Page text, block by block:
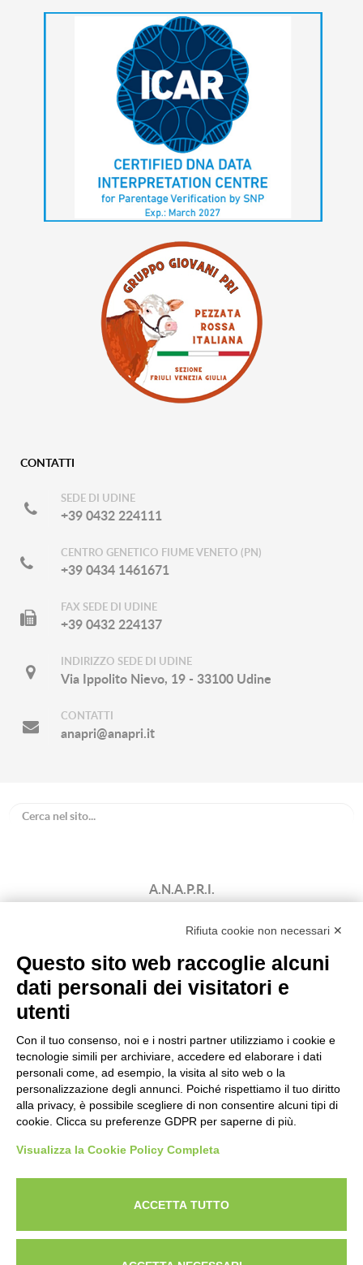
CONTATTI
SEDE DI UDINE
+39 0432 224111
CENTRO GENETICO FIUME VENETO (PN)
+39 0434 1461671
FAX SEDE DI UDINE
+39 0432 224137
INDIRIZZO SEDE DI UDINE
Via Ippolito Nievo, 19 - 33100 Udine
CONTATTI
anapri@anapri.it
A.N.A.P.R.I.
Bovini di Razza Pezzata Rossa Italiana
Codice Fiscale: 80009310303
Powered byANAPRI Webmaster
Rifiuta cookie non necessari ✕
Questo sito web raccoglie alcuni
dati personali dei visitatori e
utenti
Con il tuo consenso, noi e i nostri partner utilizziamo i cookie e
tecnologie simili per archiviare, accedere ed elaborare i dati
personali come, ad esempio, la visita al sito web o la
personalizzazione degli annunci. Poiché rispettiamo il tuo diritto
alla privacy, è possibile scegliere di non consentire alcuni tipi di
cookie. Clicca su preferenze GDPR per saperne di più.
Visualizza la Cookie Policy Completa
ACCETTA TUTTO